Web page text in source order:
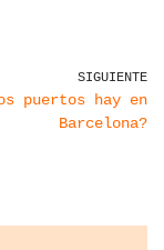
SIGUIENTE
puertos hay en
Barcelona?